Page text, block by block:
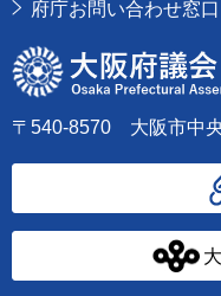
府庁お問い合わせ窓口
大阪府議会
〒540-8570 大阪市中